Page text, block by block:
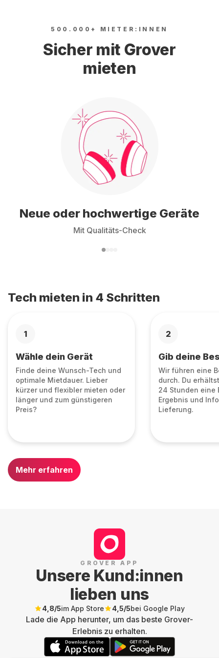
500.000+ MIETER:INNEN
Sicher mit Grover
mieten
Neue oder hochwertige Geräte
Mit Qualitäts-Check
Tech mieten in 4 Schritten
1
Wähle dein Gerät
Finde deine Wunsch-Tech und
optimale Mietdauer. Lieber
kürzer und flexibler mieten oder
länger und zum günstigeren
Preis?
2
Gib deine
Wir führen eine
durch. Du
24 Stunden eine
Ergebnis und
Lieferung.
Mehr erfahren
GROVER APP
Unsere Kund:innen
lieben uns
4,8/5im App Store 4,5/5bei Google Play
Lade die App herunter, um das beste Grover-
Erlebnis zu erhalten.